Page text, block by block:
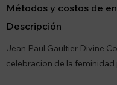
Métodos y costos de
Descripción
Jean Paul Gaultier Divine
celebracion de la